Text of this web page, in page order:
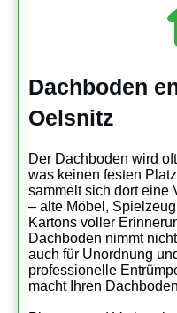
Dachboden
Oelsnitz
Der Dachboden wird
was keinen festen
sammelt sich dort eine
– alte Möbel,
Kartons voller
Dachboden nimmt
auch für Unordnung
professionelle
macht Ihren